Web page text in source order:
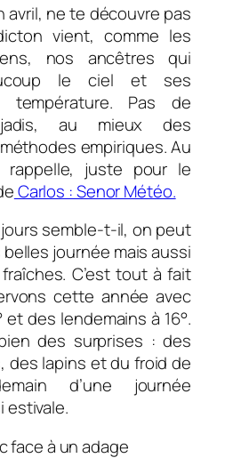
avril, ne te découvre pas
vient, comme les
nos ancêtres qui
le ciel et ses
température. Pas de
au mieux des
empiriques. Au
rappelle, juste pour le
Carlos : Senor Météo.
semble-t-il, on peut
journée mais aussi
C’est tout à fait
cette année avec
des lendemains à 16°.
des surprises : des
lapins et du froid de
d’une journée
estivale.
face à un adage